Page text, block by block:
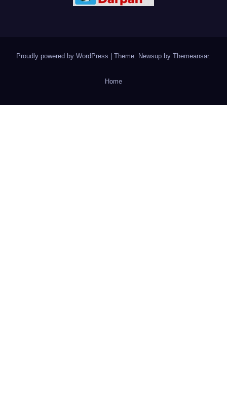
Proudly powered by WordPress Theme: Newsup by Themeansar.
Home